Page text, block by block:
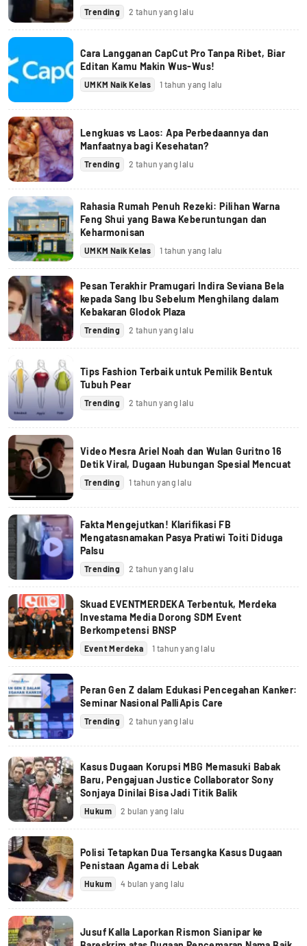
Trending 2 tahun yang lalu
Cara Langganan CapCut Pro Tanpa Ribet, Biar
Editan Kamu Makin Wus-Wus!
UMKM Naik Kelas 1 tahun yang lalu
Lengkuas vs Laos: Apa Perbedaannya dan
Manfaatnya bagi Kesehatan?
Trending 2 tahun yang lalu
Rahasia Rumah Penuh Rezeki: Pilihan Warna
Feng Shui yang Bawa Keberuntungan dan
Keharmonisan
UMKM Naik Kelas 1 tahun yang lalu
Pesan Terakhir Pramugari Indira Seviana Bela
kepada Sang Ibu Sebelum Menghilang dalam
Kebakaran Glodok Plaza
Trending 2 tahun yang lalu
Tips Fashion Terbaik untuk Pemilik Bentuk
Tubuh Pear
Trending 2 tahun yang lalu
Video Mesra Ariel Noah dan Wulan Guritno 16
Detik Viral, Dugaan Hubungan Spesial Mencuat
Trending 1 tahun yang lalu
Fakta Mengejutkan! Klarifikasi FB
Mengatasnamakan Pasya Pratiwi Toiti Diduga
Palsu
Trending 2 tahun yang lalu
Skuad EVENTMERDEKA Terbentuk, Merdeka
Investama Media Dorong SDM Event
Berkompetensi BNSP
Event Merdeka 1 tahun yang lalu
Peran Gen Z dalam Edukasi Pencegahan Kanker:
Seminar Nasional PalliApis Care
Trending 2 tahun yang lalu
Kasus Dugaan Korupsi MBG Memasuki Babak
Baru, Pengajuan Justice Collaborator Sony
Sonjaya Dinilai Bisa Jadi Titik Balik
Hukum 2 bulan yang lalu
Polisi Tetapkan Dua Tersangka Kasus Dugaan
Penistaan Agama di Lebak
Hukum 4 bulan yang lalu
Jusuf Kalla Laporkan Rismon Sianipar ke